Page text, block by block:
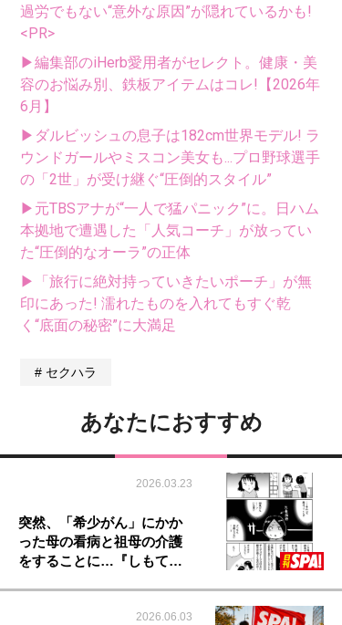
過労でもない“意外な原因”が隠れているかも!
<PR>
▶編集部のiHerb愛用者がセレクト。健康・美
容のお悩み別、鉄板アイテムはコレ!【2026年
6月】
▶ダルビッシュの息子は182cm世界モデル! ラ
ウンドガールやミスコン美女も...プロ野球選手
の「2世」が受け継ぐ“圧倒的スタイル”
▶元TBSアナが“一人で猛パニック”に。日ハム
本拠地で遭遇した「人気コーチ」が放ってい
た“圧倒的なオーラ”の正体
▶「旅行に絶対持っていきたいポーチ」が無
印にあった! 濡れたものを入れてもすぐ乾
く“底面の秘密”に大満足
セクハラ
あなたにおすすめ
2026.03.23
突然、「希少がん」にかか
った母の看病と祖母の介護
をすることに…『しもて…
2026.06.03